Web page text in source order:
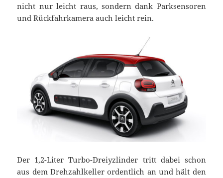
nicht nur leicht raus, sondern dank Parksensoren
und Rückfahrkamera auch leicht rein.
Der 1,2-Liter Turbo-Dreiyzlinder tritt dabei schon
aus dem Drehzahlkeller ordentlich an und hält den